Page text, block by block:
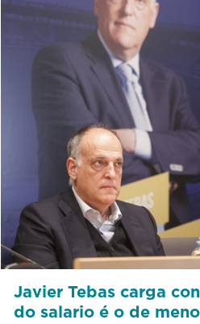
Javier Tebas carga
do salario é o de